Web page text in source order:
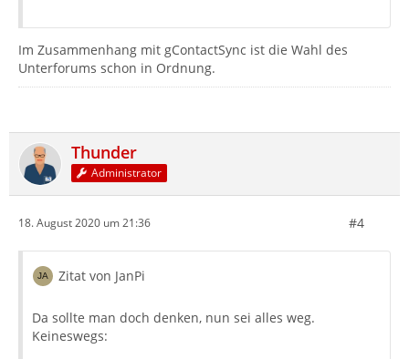
Im Zusammenhang mit gContactSync ist die Wahl des
Unterforums schon in Ordnung.
Thunder
Administrator
18. August 2020 um 21:36 #4
Zitat von JanPi
Da sollte man doch denken, nun sei alles weg.
Keineswegs: